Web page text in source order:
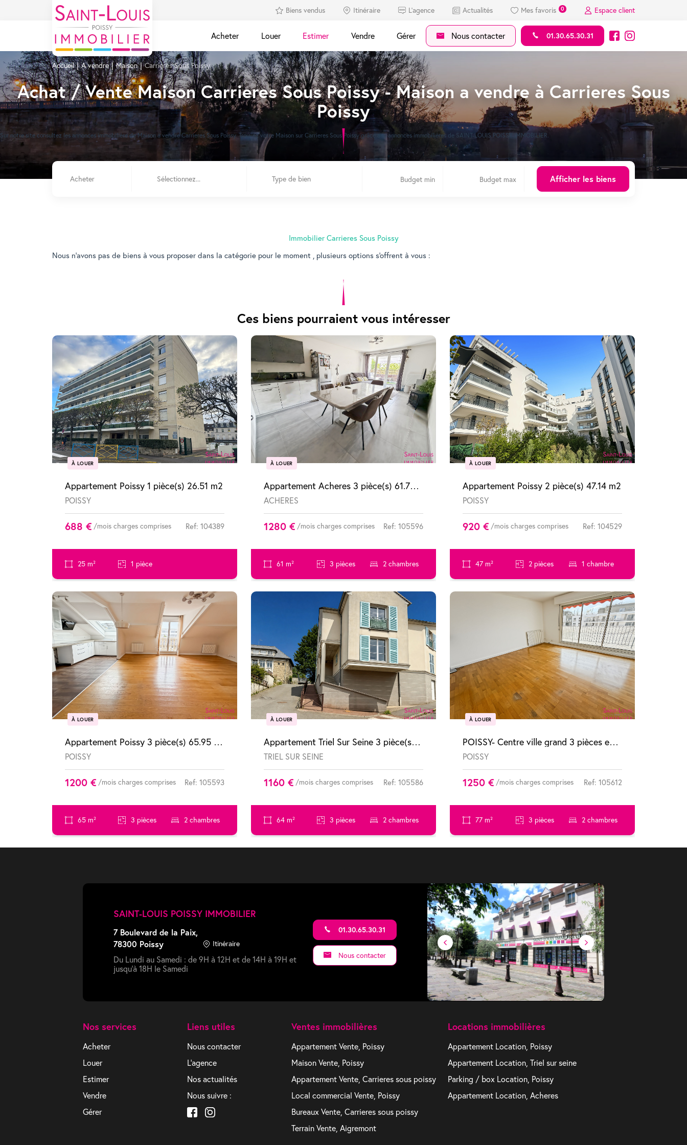
Biens vendus Itinéraire L'agence Actualités Mes favoris 0 Espace client
Acheter Louer Estimer Vendre Gérer Nous contacter 01.30.65.30.31
Accueil A vendre Maison Carrieres Sous Poissy
Acheter Sélectionnez... Type de bien
Achat / Vente Maison Carrieres Sous Poissy - Maison a vendre à Carrieres Sous
Poissy
Sur notre site consultez les annonces immobilière de Maison à vendre Carrieres Sous Poissy. Trouvez votre Maison sur Carrieres Sous Poissy grâce aux annonces immobilières de SAINT-LOUIS POISSY IMMOBILIER.
Immobilier Carrieres Sous Poissy
Nous n'avons pas de biens à vous proposer dans la catégorie pour le moment , plusieurs options s'offrent à vous :
Ces biens pourraient vous intéresser
À LOUER
Appartement Poissy 1 pièce(s) 26.51 m2
POISSY
688 € /mois charges comprises Ref: 104389
25 m² 1 pièce
À LOUER
Appartement Acheres 3 pièce(s) 61.70 m2
ACHERES
1280 € /mois charges comprises Ref: 105596
61 m² 3 pièces 2 chambres
À LOUER
Appartement Poissy 2 pièce(s) 47.14 m2
POISSY
920 € /mois charges comprises Ref: 104529
47 m² 2 pièces 1 chambre
À LOUER
Appartement Poissy 3 pièce(s) 65.95 m2
POISSY
1200 € /mois charges comprises Ref: 105593
65 m² 3 pièces 2 chambres
À LOUER
Appartement Triel Sur Seine 3 pièce(s) 64.72 m2
TRIEL SUR SEINE
1160 € /mois charges comprises Ref: 105586
64 m² 3 pièces 2 chambres
À LOUER
POISSY- Centre ville grand 3 pièces en location courte durée.
POISSY
1250 € /mois charges comprises Ref: 105612
77 m² 3 pièces 2 chambres
SAINT-LOUIS POISSY IMMOBILIER
7 Boulevard de la Paix,
78300 Poissy
Itinéraire
Du Lundi au Samedi : de 9H à 12H et de 14H à 19H et
jusqu'à 18H le Samedi
01.30.65.30.31
Nous contacter
Nos services
Acheter
Louer
Estimer
Vendre
Gérer
Liens utiles
Nous contacter
L'agence
Nos actualités
Nous suivre :
Ventes immobilières
Appartement Vente, Poissy
Maison Vente, Poissy
Appartement Vente, Carrieres sous poissy
Local commercial Vente, Poissy
Bureaux Vente, Carrieres sous poissy
Terrain Vente, Aigremont
Locations immobilières
Appartement Location, Poissy
Appartement Location, Triel sur seine
Parking / box Location, Poissy
Appartement Location, Acheres